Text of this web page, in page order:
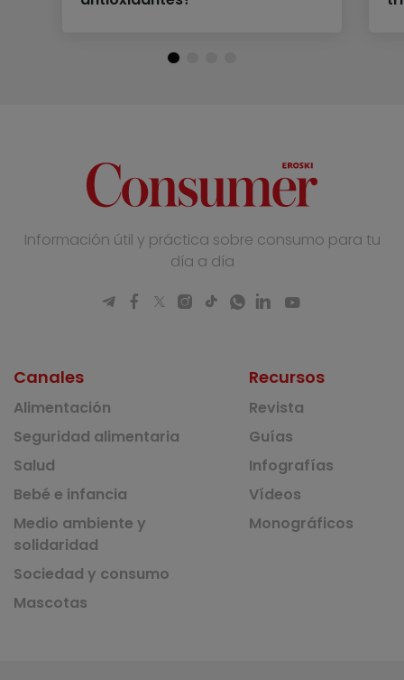
Información útil y práctica sobre consumo para tu
día a día
Canales
Alimentación
Seguridad alimentaria
Salud
Bebé e infancia
Medio ambiente y
solidaridad
Sociedad y consumo
Mascotas
Recursos
Revista
Guías
Infografías
Vídeos
Monográficos